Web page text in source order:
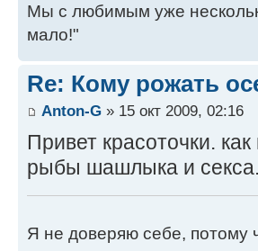
Мы с любимым уже
мало!"
Re: Кому рожать
Anton-G » 15 окт 2009, 02:16
Привет красоточки.
рыбы шашлыка и
Я не доверяю себе,